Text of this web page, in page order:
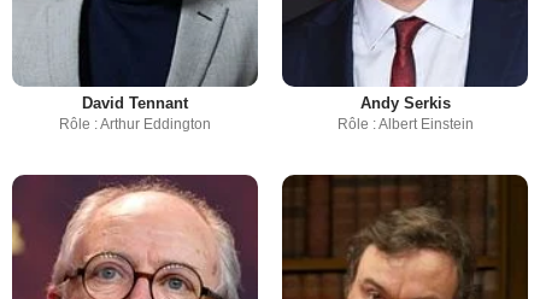
David Tennant
Rôle : Arthur Eddington
Andy Serkis
Rôle : Albert Einstein